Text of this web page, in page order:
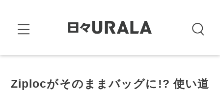
Ziplocがそのままバッグに!? 使い道